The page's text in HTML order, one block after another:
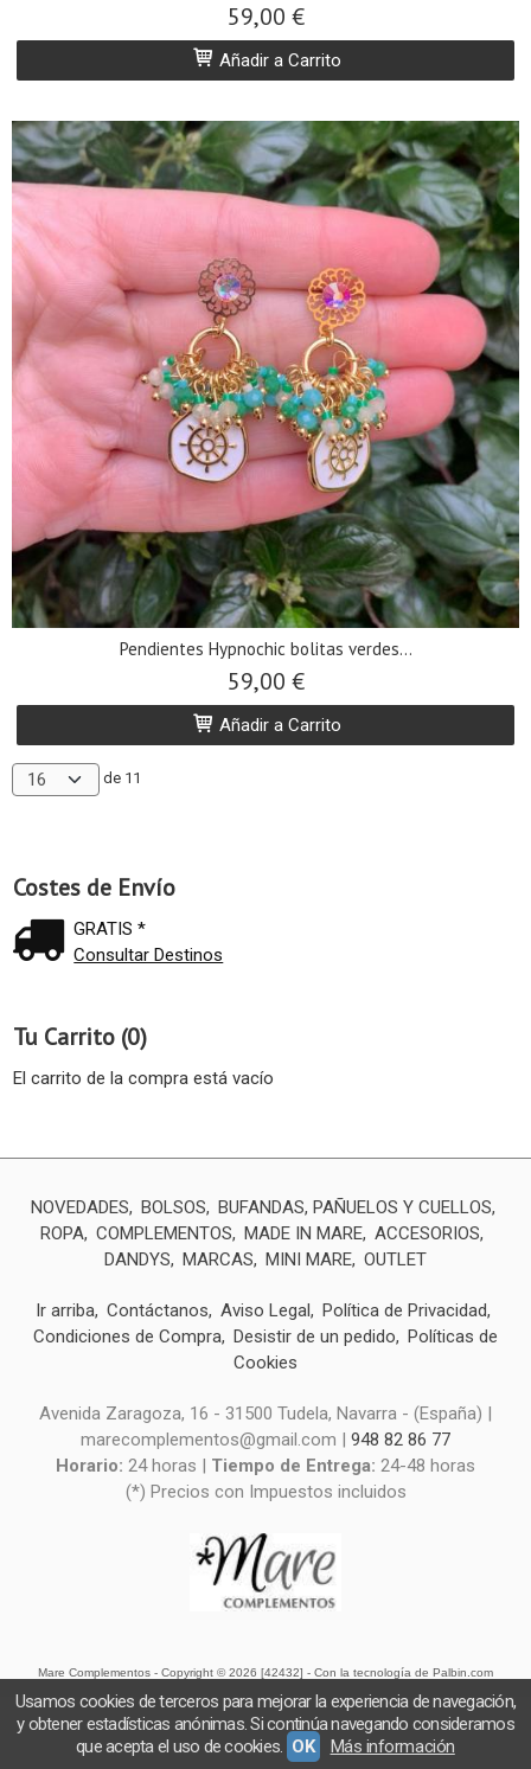
Costes de Envío
GRATIS *
Consultar Destinos
Tu Carrito (0)
El carrito de la compra está vacío
59,00 €
Añadir a Carrito
Pendientes Hypnochic bolitas verdes...
59,00 €
Añadir a Carrito
de 11
NOVEDADES BOLSOS
BUFANDAS, PAÑUELOS Y CUELLOS
ROPA COMPLEMENTOS MADE IN MARE ACCESORIOS
DANDYS
MARCAS MINI MARE OUTLET
Ir arriba Contáctanos Aviso Legal
Política de Privacidad
Condiciones de Compra Desistir de un pedido
Políticas de
Cookies
Avenida Zaragoza, 16 - 31500 Tudela, Navarra - (España) |
marecomplementos@gmail.com | 948 82 86 77
Horario: 24 horas | Tiempo de Entrega: 24-48 horas
(*) Precios con Impuestos incluidos
Mare Complementos - Copyright © 2026 [42432] - Con la tecnología de Palbin.com
Usamos cookies de terceros para mejorar la experiencia de navegación,
y obtener estadísticas anónimas. Si continúa navegando consideramos
que acepta el uso de cookies. OK Más información